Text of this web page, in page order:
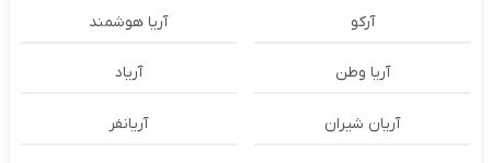
آرکو آریا هوشمند
آریا وطن آریاد
آریان شیران آریانفر